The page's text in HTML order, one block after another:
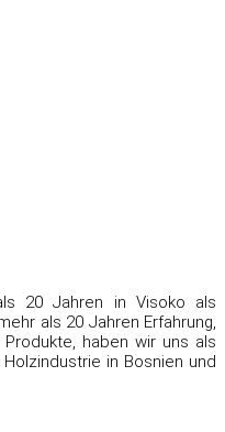
20 Jahren in Visoko als
als 20 Jahren Erfahrung,
haben wir uns als
in Bosnien und